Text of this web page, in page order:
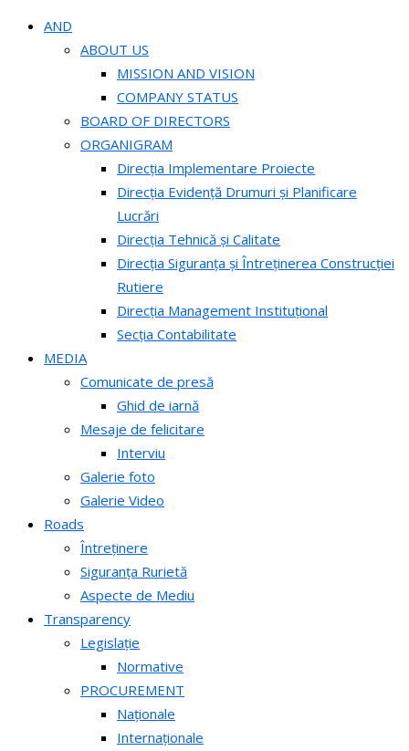
AND
ABOUT US
MISSION AND VISION
COMPANY STATUS
BOARD OF DIRECTORS
ORGANIGRAM
Direcția Implementare Proiecte
Direcția Evidență Drumuri și Planificare
Lucrări
Direcția Tehnică și Calitate
Direcția Siguranța și Întreținerea Construcției
Rutiere
Direcția Management Instituțional
Secția Contabilitate
MEDIA
Comunicate de presă
Ghid de iarnă
Mesaje de felicitare
Interviu
Galerie foto
Galerie Video
Roads
Întreținere
Siguranța Rurietă
Aspecte de Mediu
Transparency
Legislație
Normative
PROCUREMENT
Naționale
Internaționale